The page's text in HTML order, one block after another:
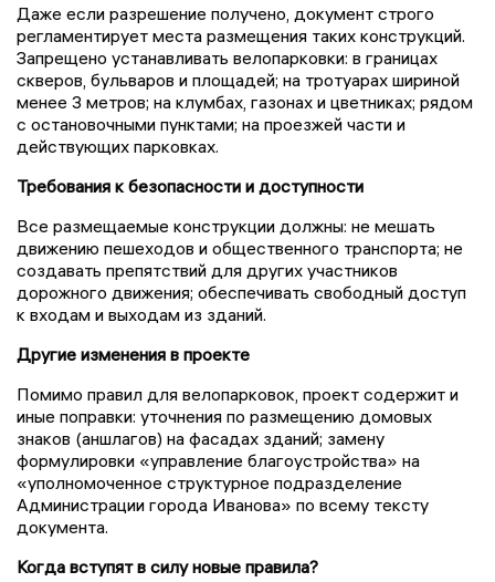
Даже если разрешение получено, документ строго
регламентирует места размещения таких конструкций.
Запрещено устанавливать велопарковки: в границах
скверов, бульваров и площадей; на тротуарах шириной
менее 3 метров; на клумбах, газонах и цветниках; рядом
с остановочными пунктами; на проезжей части и
действующих парковках.
Требования к безопасности и доступности
Все размещаемые конструкции должны: не мешать
движению пешеходов и общественного транспорта; не
создавать препятствий для других участников
дорожного движения; обеспечивать свободный доступ
к входам и выходам из зданий.
Другие изменения в проекте
Помимо правил для велопарковок, проект содержит и
иные поправки: уточнения по размещению домовых
знаков (аншлагов) на фасадах зданий; замену
формулировки «управление благоустройства» на
«уполномоченное структурное подразделение
Администрации города Иванова» по всему тексту
документа.
Когда вступят в силу новые правила?